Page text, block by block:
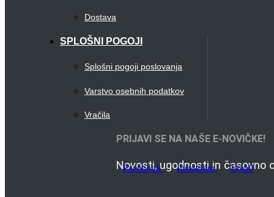
Dostava
SPLOŠNI POGOJI
Splošni pogoji poslovanja
Varstvo osebnih podatkov
Vračila
PRIJAVI SE NA NAŠE E-NOVIČKE!
Novosti, ugodnosti in časovno
Facebook Instagram Email